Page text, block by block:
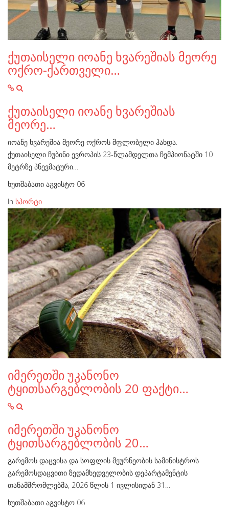
ქუთაისელი იოანე ხვარეშიას მეორე
ოქრო-ქართველი…
ქუთაისელი იოანე ხვარეშიას
მეორე…
იოანე ხვარეშია მეორე ოქროს მფლობელი ჰახდა.
ქუთაისელი ჩუბინი ევროპის 23-წლამდელთა ჩემპიონატში 10
მეტრზე პნევმატური…
ხუთშაბათი აგვისტო 06
In სპორტი
იმერეთში უკანონო
ტყითსარგებლობის 20 ფაქტი…
იმერეთში უკანონო
ტყითსარგებლობის 20…
გარემოს დაცვისა და სოფლის მეურნეობის სამინისტროს
გარემოსდაცვითი ზედამხედველობის დეპარტამენტის
თანამშრომლებმა, 2026 წლის 1 ივლისიდან 31…
ხუთშაბათი აგვისტო 06